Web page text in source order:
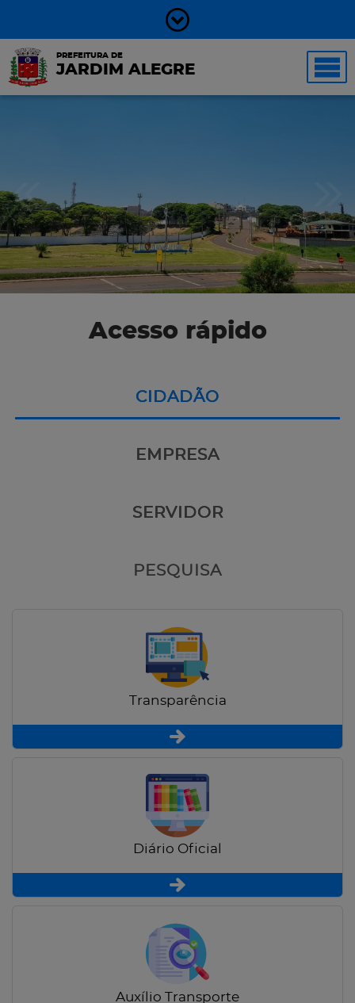
PREFEITURA DE
JARDIM ALEGRE
Acesso rápido
CIDADÃO
EMPRESA
SERVIDOR
PESQUISA
Transparência
Diário Oficial
Auxílio Transporte